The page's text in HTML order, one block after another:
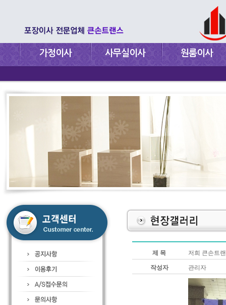
가정이사 사무실이사 원룸이사
제 목 저희 큰손트
작성자 관리자